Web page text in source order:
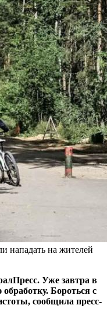
нападать на жителей
Уже завтра в
Бороться с
сообщила пресс-